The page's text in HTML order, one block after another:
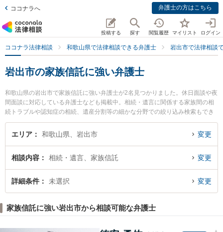
ココナラへ 弁護士の方はこちら
投稿する 探す 閲覧履歴 マイリスト ログイン
ココナラ法律相談 和歌山県で法律相談できる弁護士 岩出市で法律相談
岩出市の家族信託に強い弁護士
和歌山県の岩出市で家族信託に強い弁護士が2名見つかりました。休日面談や夜
間面談に対応している弁護士なども掲載中。相続・遺言に関係する家族間の相
続トラブルや認知症の相続、遺産分割等の細かな分野での絞り込み検索もでき
便利です。特に那賀総合法律事務所の松山 魁杜弁護士や岩出総合法律事務所の
阪本 倖多弁護士のプロフィール情報や弁護士費用、強みなどが注目されていま
い』『初回相談無料で家族信託を法律相談できる岩出市内の弁護士に相談予約
したい』などでお困りの相談者さんにおすすめです。
エリア 和歌山県、岩出市 変更
相談内容 相続・遺言、家族信託 変更
詳細条件 未選択 変更
家族信託に強い岩出市から相談可能な弁護士